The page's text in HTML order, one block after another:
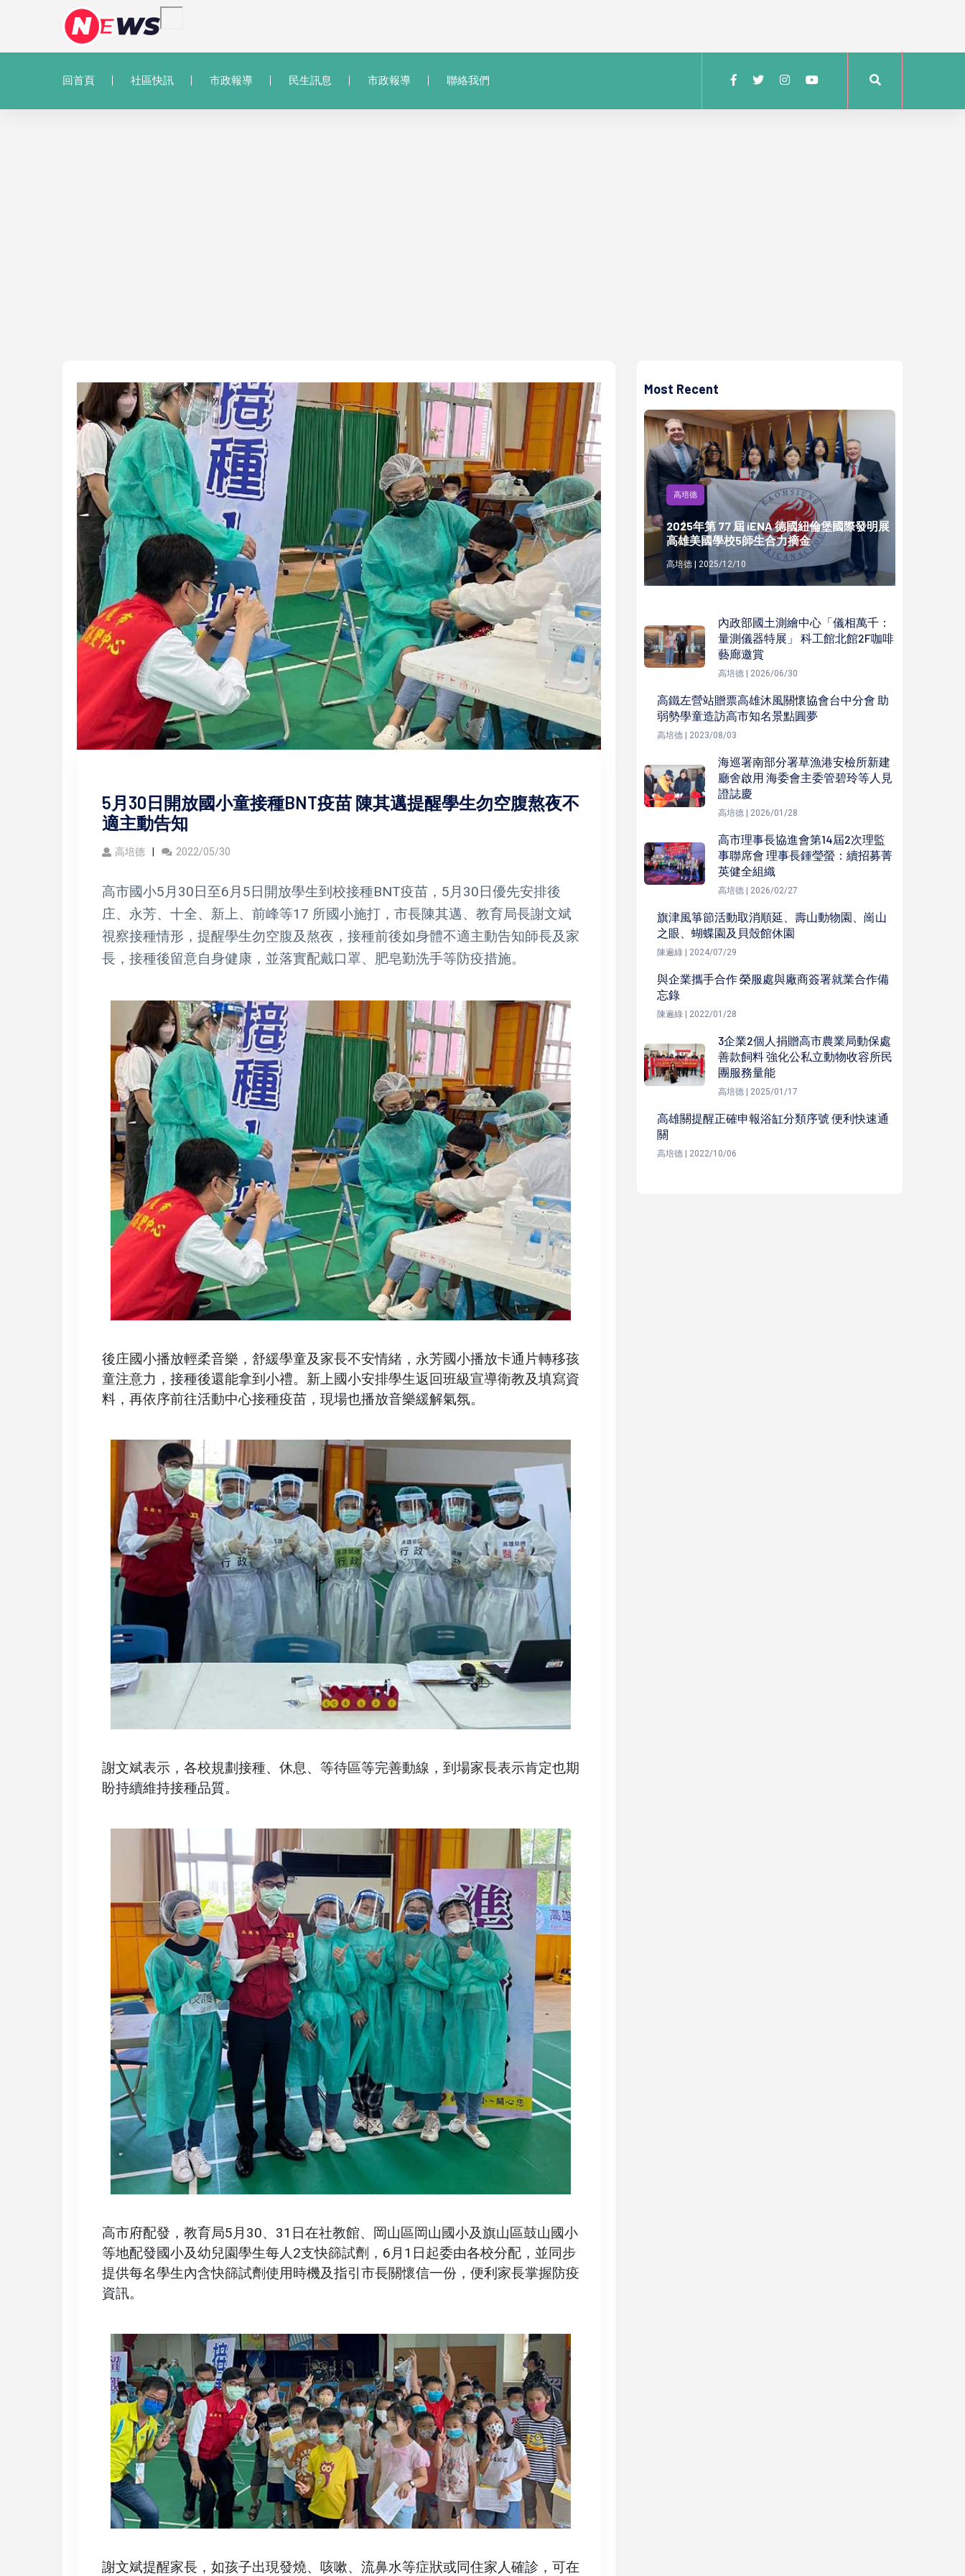
回首頁 社區快訊 市政報導 民生訊息 市政報導 聯絡我們
5月30日開放國小童接種BNT疫苗 陳其邁提醒學生勿空腹熬夜不
適主動告知
高培德 2022/05/30
高市國小5月30日至6月5日開放學生到校接種BNT疫苗，5月30日優先安排後
庄、永芳、十全、新上、前峰等17 所國小施打，市長陳其邁、教育局長謝文斌
視察接種情形，提醒學生勿空腹及熬夜，接種前後如身體不適主動告知師長及家
長，接種後留意自身健康，並落實配戴口罩、肥皂勤洗手等防疫措施。
後庄國小播放輕柔音樂，舒緩學童及家長不安情緒，永芳國小播放卡通片轉移孩
童注意力，接種後還能拿到小禮。新上國小安排學生返回班級宣導衛教及填寫資
料，再依序前往活動中心接種疫苗，現場也播放音樂緩解氣氛。
謝文斌表示，各校規劃接種、休息、等待區等完善動線，到場家長表示肯定也期
盼持續維持接種品質。
高市府配發，教育局5月30、31日在社教館、岡山區岡山國小及旗山區鼓山國小
等地配發國小及幼兒園學生每人2支快篩試劑，6月1日起委由各校分配，並同步
提供每名學生內含快篩試劑使用時機及指引市長關懷信一份，便利家長掌握防疫
資訊。
謝文斌提醒家長，如孩子出現發燒、咳嗽、流鼻水等症狀或同住家人確診，可在
Most Recent
高培德
2025年第 77 屆 iENA 德國紐倫堡國際發明展
高雄美國學校5師生合力摘金
高培德 | 2025/12/10
內政部國土測繪中心「儀相萬千：
量測儀器特展」 科工館北館2F咖啡
藝廊邀賞
高培德 | 2026/06/30
高鐵左營站贈票高雄沐風關懷協會台中分會 助
弱勢學童造訪高市知名景點圓夢
高培德 | 2023/08/03
海巡署南部分署草漁港安檢所新建
廳舍啟用 海委會主委管碧玲等人見
證誌慶
高培德 | 2026/01/28
高市理事長協進會第14屆2次理監
事聯席會 理事長鍾瑩螢：續招募菁
英健全組織
高培德 | 2026/02/27
旗津風箏節活動取消順延、壽山動物園、崗山
之眼、蝴蝶園及貝殼館休園
陳遍綠 | 2024/07/29
與企業攜手合作 榮服處與廠商簽署就業合作備
忘錄
陳遍綠 | 2022/01/28
3企業2個人捐贈高市農業局動保處
善款飼料 強化公私立動物收容所民
團服務量能
高培德 | 2025/01/17
高雄關提醒正確申報浴缸分類序號 便利快速通
關
高培德 | 2022/10/06